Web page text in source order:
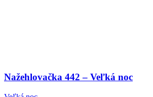
Nažehlovačka 442 – Veľká noc